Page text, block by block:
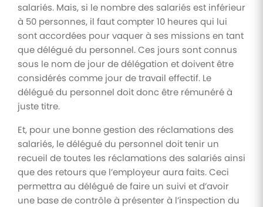
salariés. Mais, si le nombre des salariés est inférieur
à 50 personnes, il faut compter 10 heures qui lui
sont accordées pour vaquer à ses missions en tant
que délégué du personnel. Ces jours sont connus
sous le nom de jour de délégation et doivent être
considérés comme jour de travail effectif. Le
délégué du personnel doit donc être rémunéré à
juste titre.
Et, pour une bonne gestion des réclamations des
salariés, le délégué du personnel doit tenir un
recueil de toutes les réclamations des salariés ainsi
que des retours que l’employeur aura faits. Ceci
permettra au délégué de faire un suivi et d’avoir
une base de contrôle à présenter à l’inspection du